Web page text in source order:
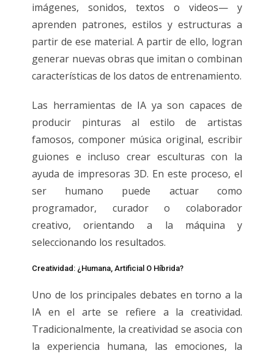
imágenes, sonidos, textos o videos— y
aprenden patrones, estilos y estructuras a
partir de ese material. A partir de ello, logran
generar nuevas obras que imitan o combinan
características de los datos de entrenamiento.
Las herramientas de IA ya son capaces de
producir pinturas al estilo de artistas
famosos, componer música original, escribir
guiones e incluso crear esculturas con la
ayuda de impresoras 3D. En este proceso, el
ser humano puede actuar como
programador, curador o colaborador
creativo, orientando a la máquina y
seleccionando los resultados.
Creatividad: ¿humana, Artificial O Híbrida?
Uno de los principales debates en torno a la
IA en el arte se refiere a la creatividad.
Tradicionalmente, la creatividad se asocia con
la experiencia humana, las emociones, la